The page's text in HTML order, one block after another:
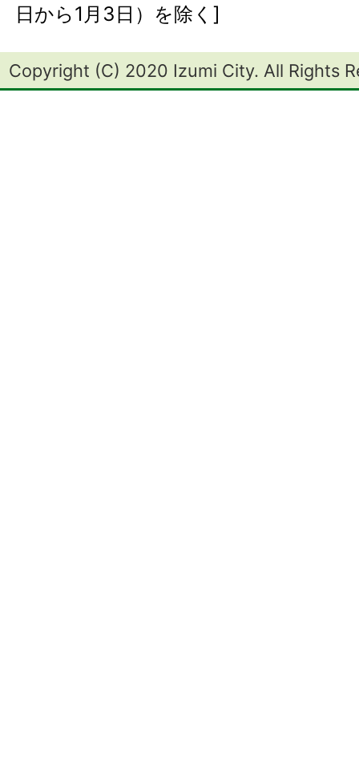
日から1月3日）を除く]
Copyright (C) 2020 Izumi City. All Rights